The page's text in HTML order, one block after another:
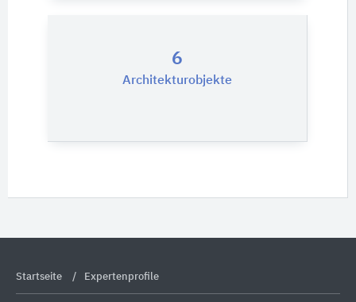
6
Architekturobjekte
Startseite Expertenprofile